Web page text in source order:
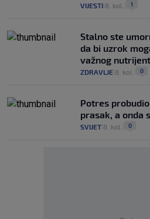
VIJESTI 8. kol. 1
Stalno ste
da bi uzrok
važnog
ZDRAVLJE 8. kol. 0
Potres
prasak, a onda
SVIJET 8. kol. 0